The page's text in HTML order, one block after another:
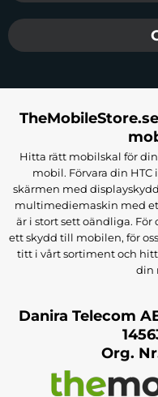
Hitta rätt mobilskal för
mobil. Förvara din HTC
skärmen med
multimediemaskin med
är i stort sett oändliga. För
ett skydd till mobilen, för
titt i vårt sortiment och
din
Danira Telecom
Org.